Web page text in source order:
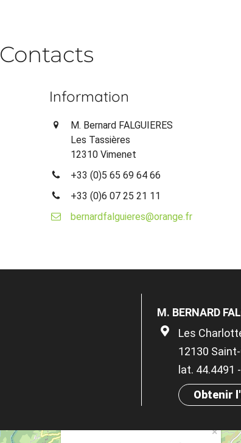
Contacts
Information
M. Bernard FALGUIERES
Les Tassières
12310 Vimenet
+33 (0)5 65 69 64 66
+33 (0)6 07 25 21 11
bernardfalguieres@orange.fr
M. BERNARD
Les
12130
lat. 44.4491
Obtenir
×